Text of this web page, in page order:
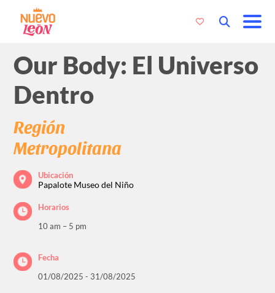
Our Body: El Universo
Dentro
Región
Metropolitana
Ubicación
Papalote Museo del Niño
Horarios
10 am – 5 pm
Fecha
01/08/2025 - 31/08/2025